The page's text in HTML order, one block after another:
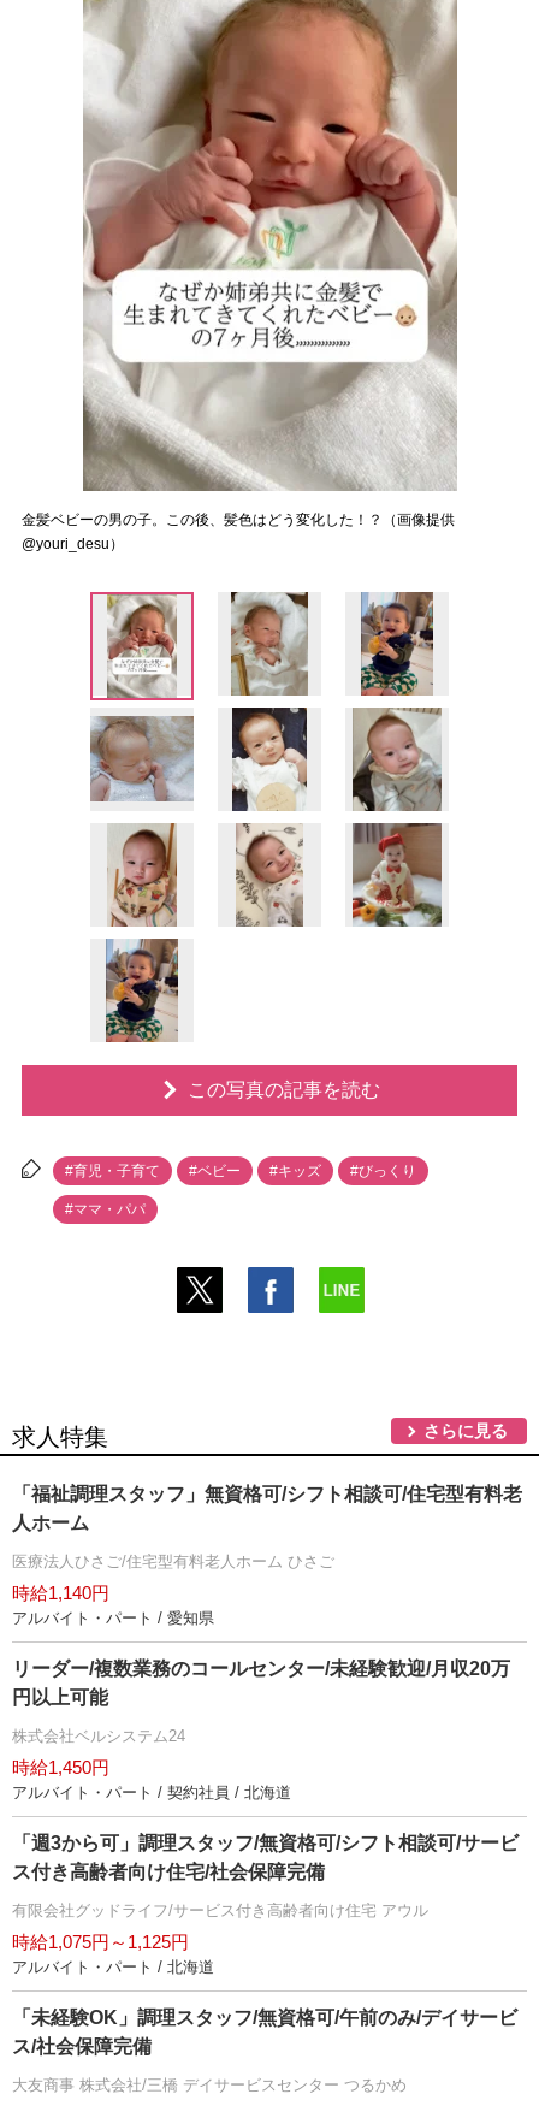
金髪ベビーの男の子。この後、髪色はどう変化した！？（画像提供
@youri_desu）
この写真の記事を読む
#育児・子育て #ベビー #キッズ #びっくり
#ママ・パパ
求人特集 さらに見る
「福祉調理スタッフ」無資格可/シフト相談可/住宅型有料老
人ホーム
医療法人ひさご/住宅型有料老人ホーム ひさご
時給1,140円
アルバイト・パート / 愛知県
リーダー/複数業務のコールセンター/未経験歓迎/月収20万
円以上可能
株式会社ベルシステム24
時給1,450円
アルバイト・パート / 契約社員 / 北海道
「週3から可」調理スタッフ/無資格可/シフト相談可/サービ
ス付き高齢者向け住宅/社会保障完備
有限会社グッドライフ/サービス付き高齢者向け住宅 アウル
時給1,075円～1,125円
アルバイト・パート / 北海道
「未経験OK」調理スタッフ/無資格可/午前のみ/デイサービ
ス/社会保障完備
大友商事 株式会社/三橋 デイサービスセンター つるかめ